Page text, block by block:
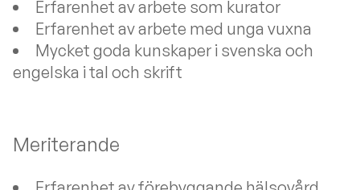
Erfarenhet av arbete som kurator
Erfarenhet av arbete med unga vuxna
Mycket goda kunskaper i svenska och
engelska i tal och skrift
Meriterande